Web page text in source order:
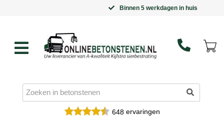
Binnen 5 werkdagen in huis
648ervaringen